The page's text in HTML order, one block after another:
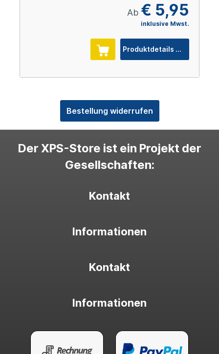
Ab € 5,95
inklusive Mwst.
Produktdetails
Bestellung widerrufen
Der XPS-Store ist ein Projekt der
Gesellschaften:
Kontakt
Informationen
Kontakt
Informationen